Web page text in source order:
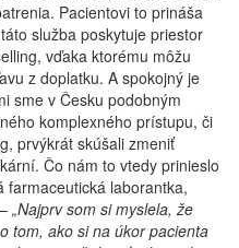
Pacientovi to prináša
služba poskytuje priestor
vďaka ktorému môžu
z doplatku. A spokojný je
sme v Česku podobným
komplexného prístupu, či
prvýkrát skúšali zmeniť
Čo nám to vtedy prinieslo
farmaceutická laborantka,
„Najprv som si myslela, že
tom, ako si na úkor pacienta